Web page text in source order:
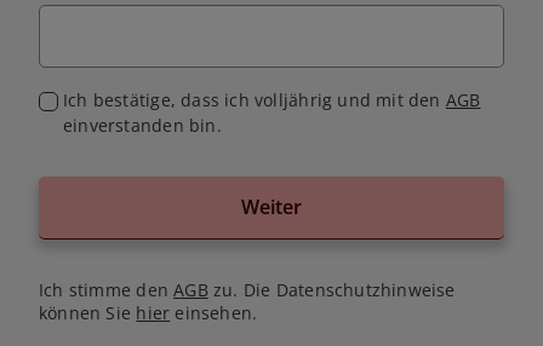
Ich bestätige, dass ich volljährig und mit den AGB
einverstanden bin.
Weiter
Ich stimme denAGB zu. Die Datenschutzhinweise
können Sie hier einsehen.